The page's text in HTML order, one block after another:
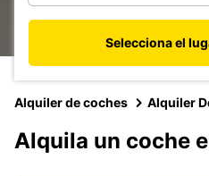
Selecciona el
Alquiler de coches Alquiler
Alquila un coche